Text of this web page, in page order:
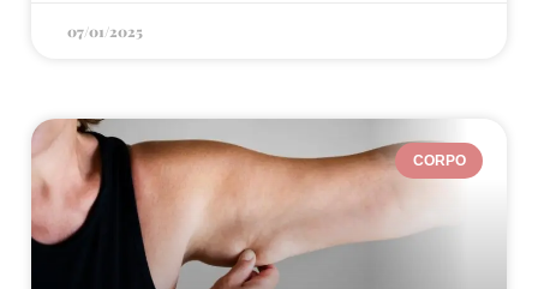
07/01/2025
CORPO